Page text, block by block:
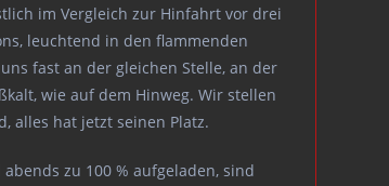
im Vergleich zur Hinfahrt vor drei
leuchtend in den flammenden
fast an der gleichen Stelle, an der
wie auf dem Hinweg. Wir stellen
alles hat jetzt seinen Platz.
zu 100 % aufgeladen, sind